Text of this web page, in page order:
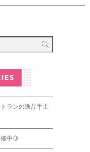
ランの逸品手土
中🍋